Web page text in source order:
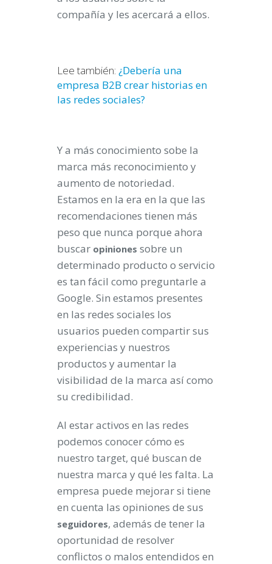
compañía y les acercará a ellos.
Lee también: ¿Debería una
empresa B2B crear historias en
las redes sociales?
Y a más conocimiento sobe la
marca más reconocimiento y
aumento de notoriedad.
Estamos en la era en la que las
recomendaciones tienen más
peso que nunca porque ahora
buscar opiniones sobre un
determinado producto o servicio
es tan fácil como preguntarle a
Google. Sin estamos presentes
en las redes sociales los
usuarios pueden compartir sus
experiencias y nuestros
productos y aumentar la
visibilidad de la marca así como
su credibilidad.
Al estar activos en las redes
podemos conocer cómo es
nuestro target, qué buscan de
nuestra marca y qué les falta. La
empresa puede mejorar si tiene
en cuenta las opiniones de sus
seguidores, además de tener la
oportunidad de resolver
conflictos o malos entendidos en